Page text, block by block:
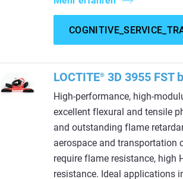
LOCTITE® 3D 3955 FST
High-performance, high-
excellent flexural and tensile
and outstanding flame
aerospace and transportation
require flame resistance, high
resistance. Ideal applications